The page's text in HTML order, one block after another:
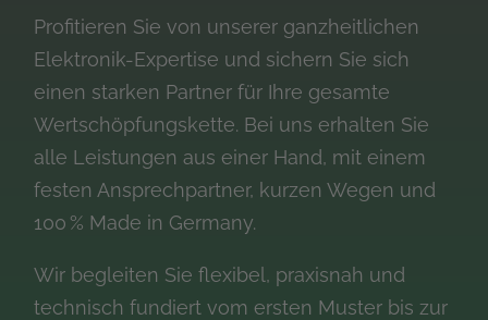
Profitieren Sie von unserer ganzheitlichen
Elektronik-Expertise und sichern Sie sich
einen starken Partner für Ihre gesamte
Wertschöpfungskette. Bei uns erhalten Sie
alle Leistungen aus einer Hand, mit einem
festen Ansprechpartner, kurzen Wegen und
100 % Made in Germany.
Wir begleiten Sie flexibel, praxisnah und
technisch fundiert vom ersten Muster bis zur